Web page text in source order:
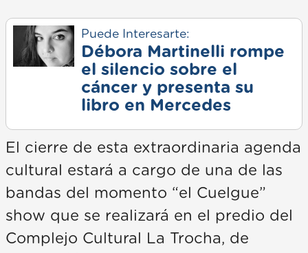
Puede Interesarte:
Débora Martinelli rompe
el silencio sobre el
cáncer y presenta su
libro en Mercedes
El cierre de esta extraordinaria agenda
cultural estará a cargo de una de las
bandas del momento “el Cuelgue”
show que se realizará en el predio del
Complejo Cultural La Trocha, de